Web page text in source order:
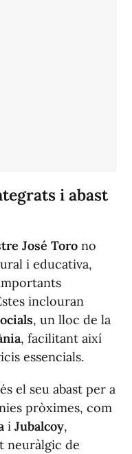
i abast
José Toro no
i educativa,
inclouran
, un lloc de la
, facilitant així
essencials.
el seu abast per a
pròximes, com
i Jubalcoy,
neuràlgic de